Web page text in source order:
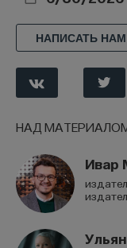
НАПИСАТЬ НАМ
НАД
Ивар
издатель, сооснователь Редакционно-